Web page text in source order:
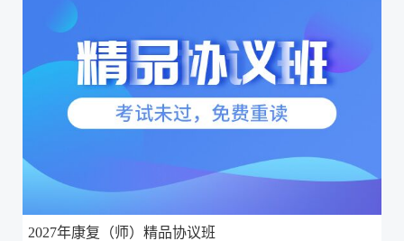
2027年康复（师）精品协议班